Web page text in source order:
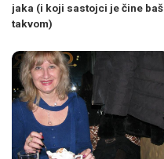
jaka (i koji sastojci je čine baš
takvom)